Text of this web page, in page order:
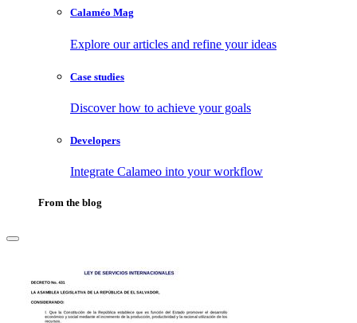
Calaméo Mag
Explore our articles and refine your ideas
Case studies
Discover how to achieve your goals
Developers
Integrate Calameo into your workflow
From the blog